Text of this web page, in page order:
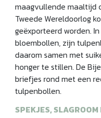
maagvullende maaltijd
Tweede Wereldoorlog
geëxporteerd worden.
bloembollen, zijn
daarom samen met
honger te stillen. De
briefjes rond met een
tulpenbollen.
SPEKJES,